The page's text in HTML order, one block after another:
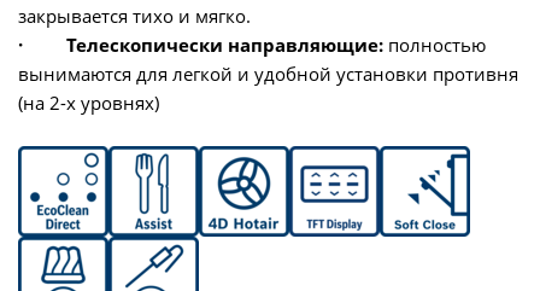
закрывается тихо и мягко.
· Телескопически направляющие: полностью
вынимаются для легкой и удобной установки противня
(на 2-х уровнях)